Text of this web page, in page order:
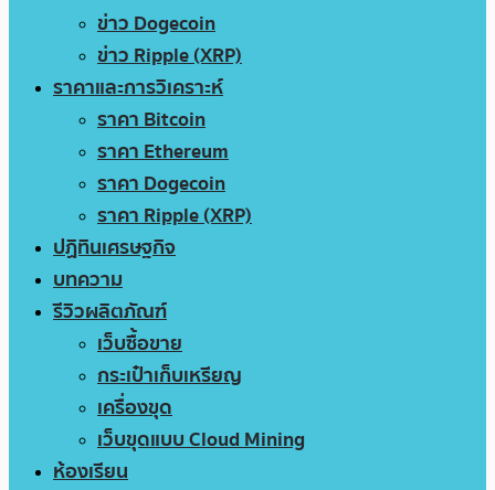
ข่าว Dogecoin
ข่าว Ripple (XRP)
ราคาและการวิเคราะห์
ราคา Bitcoin
ราคา Ethereum
ราคา Dogecoin
ราคา Ripple (XRP)
ปฏิทินเศรษฐกิจ
บทความ
รีวิวผลิตภัณฑ์
เว็บซื้อขาย
กระเป๋าเก็บเหรียญ
เครื่องขุด
เว็บขุดแบบ Cloud Mining
ห้องเรียน